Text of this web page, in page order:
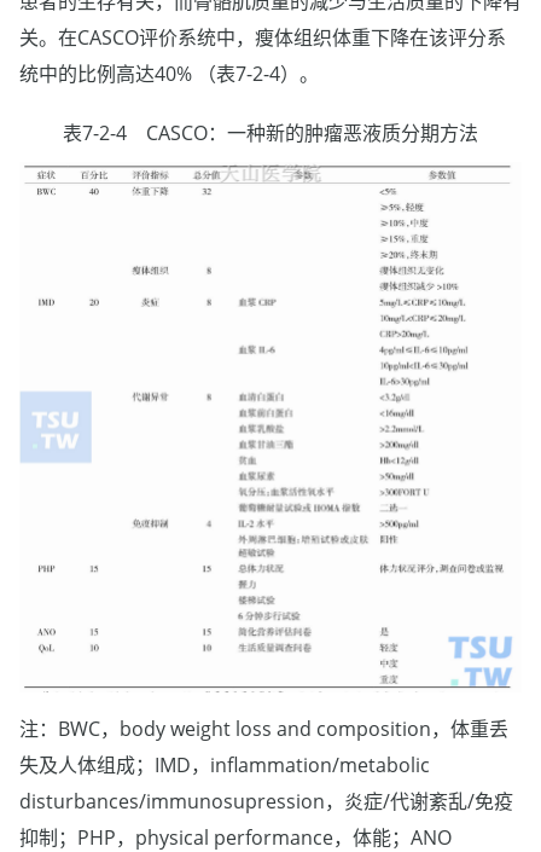
关。在CASCO评价系统中，瘦体组织体重下降在该评分系
统中的比例高达40% （表7-2-4）。
表7-2-4 CASCO：一种新的肿瘤恶液质分期方法
注：BWC，body weight loss and composition，体重丢
失及人体组成；IMD，inflammation/metabolic
disturbances/immunosupression，炎症/代谢紊乱/免疫
抑制；PHP，physical performance，体能；ANO